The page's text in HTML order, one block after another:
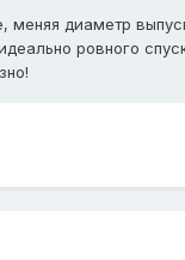
меняя диаметр
ровного